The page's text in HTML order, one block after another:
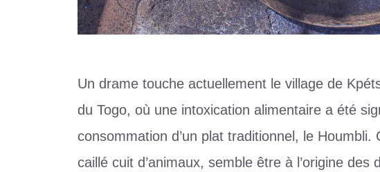
Un drame touche actuellement le village de
du Togo, où une intoxication alimentaire a été
consommation d’un plat traditionnel, le
caillé cuit d’animaux, semble être à l’origine des